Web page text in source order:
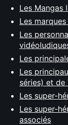
Les Mangas
Les
Les
Les
Les
séries) et de
Les super-
Les super-
associés